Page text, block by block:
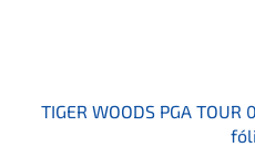
TIGER WOODS PGA